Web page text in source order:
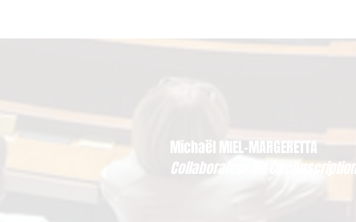
Michaël MIEL-MARGERETTA
Collaborateur en Circonscription